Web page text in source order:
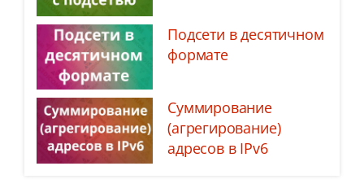
Подсети в десятичном
формате
Суммирование
(агрегирование)
адресов в IPv6